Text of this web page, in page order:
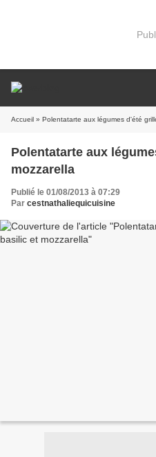
Accueil » Polentatarte aux légumes d'été
Polentatarte aux
mozzarella
Publié le 01/08/2013 à 07:29
Par cestnathaliequicuisine